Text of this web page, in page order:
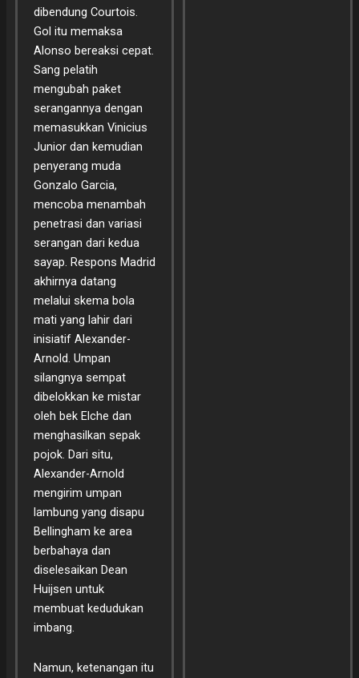
dibendung Courtois.
Gol itu memaksa
Alonso bereaksi cepat.
Sang pelatih
mengubah paket
serangannya dengan
memasukkan Vinicius
Junior dan kemudian
penyerang muda
Gonzalo Garcia,
mencoba menambah
penetrasi dan variasi
serangan dari kedua
sayap. Respons Madrid
akhirnya datang
melalui skema bola
mati yang lahir dari
inisiatif Alexander-
Arnold. Umpan
silangnya sempat
dibelokkan ke mistar
oleh bek Elche dan
menghasilkan sepak
pojok. Dari situ,
Alexander-Arnold
mengirim umpan
lambung yang disapu
Bellingham ke area
berbahaya dan
diselesaikan Dean
Huijsen untuk
membuat kedudukan
imbang.
Namun, ketenangan itu